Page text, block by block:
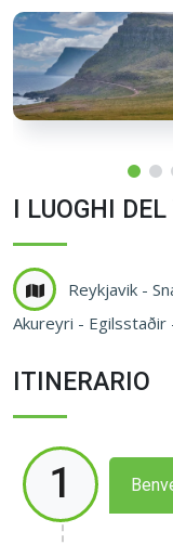
I LUOGHI
Reykjavik -
Akureyri - Egilsstaðir
ITINERARIO
1